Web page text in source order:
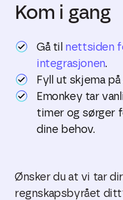
Kom i gang
Gå til nettsiden
integrasjonen.
Fyll ut skjema på
Emonkey tar
timer og sørger
dine behov.
Ønsker du at vi tar
regnskapsbyrået